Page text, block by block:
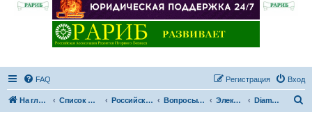
FAQ Вход
Регистрация
На главную Список форумов Российская Ассоциация Развития Игорного Бизнеса Вопросы по игорному оборудованию Электронные рулетки Diamond Club